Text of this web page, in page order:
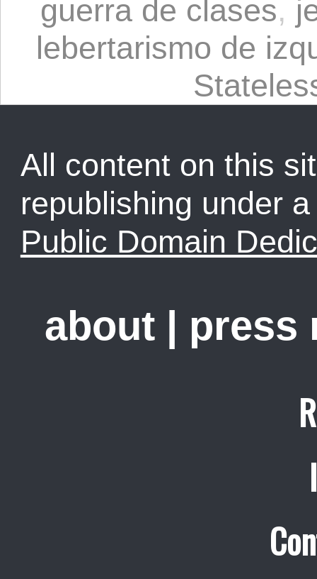
guerra de clases,
lebertarismo de
All content on this
republishing under
Public Domain
about press